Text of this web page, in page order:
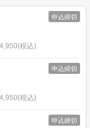
申込締切
税込)
申込締切
税込)
申込締切